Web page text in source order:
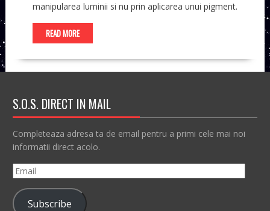
manipularea luminii si nu prin aplicarea unui pigment.
READ MORE
S.O.S. DIRECT IN MAIL
Completeaza adresa ta de email pentru a primi cele mai noi
informatii direct acolo.
Email
Subscribe